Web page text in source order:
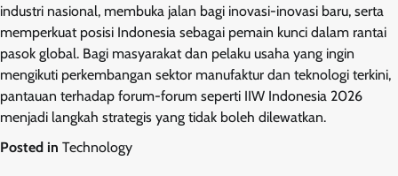
industri nasional, membuka jalan bagi inovasi-inovasi baru, serta
memperkuat posisi Indonesia sebagai pemain kunci dalam rantai
pasok global. Bagi masyarakat dan pelaku usaha yang ingin
mengikuti perkembangan sektor manufaktur dan teknologi terkini,
pantauan terhadap forum-forum seperti IIW Indonesia 2026
menjadi langkah strategis yang tidak boleh dilewatkan.
Posted in Technology